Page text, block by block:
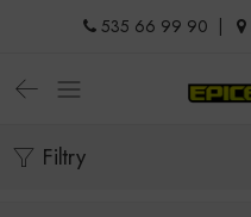
535 66 99 90
Filtry